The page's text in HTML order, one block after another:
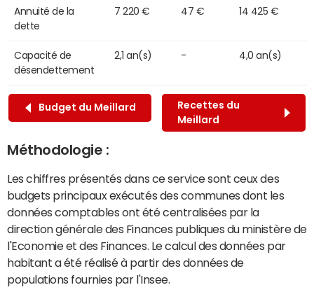
Annuité de la
dette
7 220 € 47 € 14 425 €
Capacité de
désendettement
2,1 an(s) - 4,0 an(s)
Budget du Meillard
Recettes du
Meillard
Méthodologie :
Les chiffres présentés dans ce service sont ceux des
budgets principaux exécutés des communes dont les
données comptables ont été centralisées par la
direction générale des Finances publiques du ministère de
l'Economie et des Finances. Le calcul des données par
habitant a été réalisé à partir des données de
populations fournies par l'Insee.